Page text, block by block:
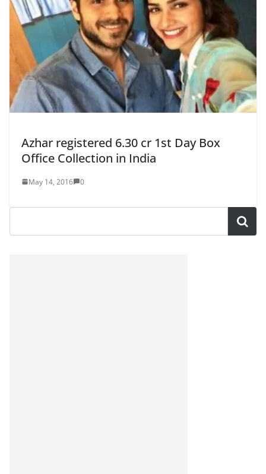
Azhar registered 6.30 cr 1st Day Box
Office Collection in India
May 14, 2016 0